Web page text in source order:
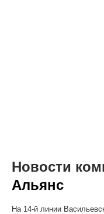
Новости
Альянс
На 14-й линии